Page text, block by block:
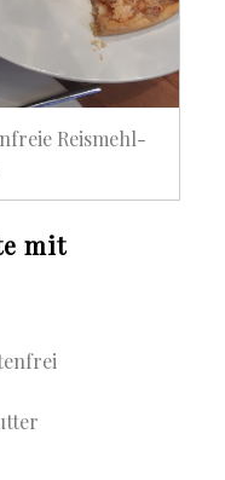
Reismehl-
mit